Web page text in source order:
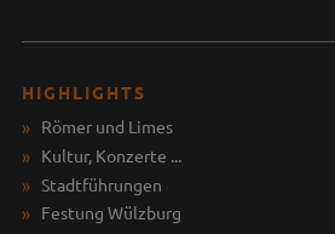
HIGHLIGHTS
Römer und Limes
Kultur, Konzerte ...
Stadtführungen
Festung Wülzburg